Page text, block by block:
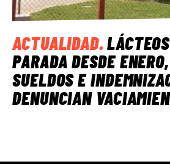
ACTUALIDAD.
PARADA DESDE
SUELDOS E
DENUNCIAN